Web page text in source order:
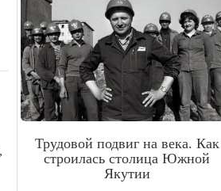
Трудовой подвиг на века. Как
строилась столица Южной
Якутии